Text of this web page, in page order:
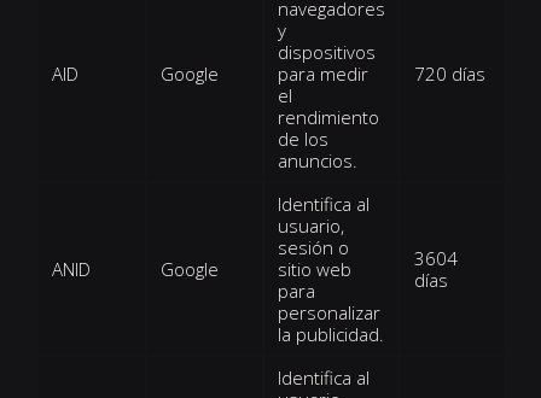
AID Google
navegadores
y
dispositivos
para medir
el
rendimiento
de los
anuncios.
720 días
ANID Google
Identifica al
usuario,
sesión o
sitio web
para
personalizar
la publicidad.
3604
días
Identifica al